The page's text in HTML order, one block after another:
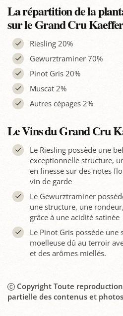
La répartition de la
sur le Grand Cru
Riesling 20%
Gewurztraminer 70%
Pinot Gris 20%
Muscat 2%
Autres cépages 2%
Le Vins du Grand Cru
Le Riesling possède une
exceptionnelle structure,
en finesse sur des notes
vin de garde
Le Gewurztraminer
une structure, une
grâce à une acidité satinée
Le Pinot Gris possède
moelleuse dû au terroir
et des arômes miellés.
Copyright Toute
partielle des contenus et